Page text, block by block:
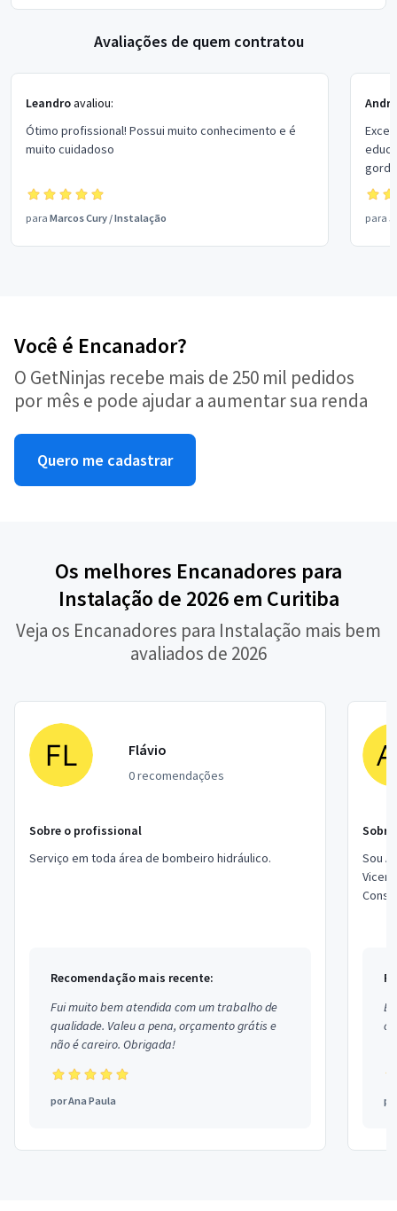
Avaliações de quem contratou
Leandroavaliou:
Ótimo profissional! Possui muito conhecimento e é
muito cuidadoso
para Marcos Cury /Instalação
André
com
para
Você é Encanador?
O GetNinjas recebe mais de 250 mil pedidos
por mês e pode ajudar a aumentar sua renda
Quero me cadastrar
Os melhores Encanadores para
Instalação de 2026 em Curitiba
Veja os Encanadores para Instalação mais bem
avaliados de 2026
Flávio
0 recomendações
Sobre o profissional
Serviço em toda área de bombeiro hidráulico.
Recomendação mais recente:
Fui muito bem atendida com um trabalho de
qualidade. Valeu a pena, orçamento grátis e
não é careiro. Obrigada!
porAna Paula
Sou